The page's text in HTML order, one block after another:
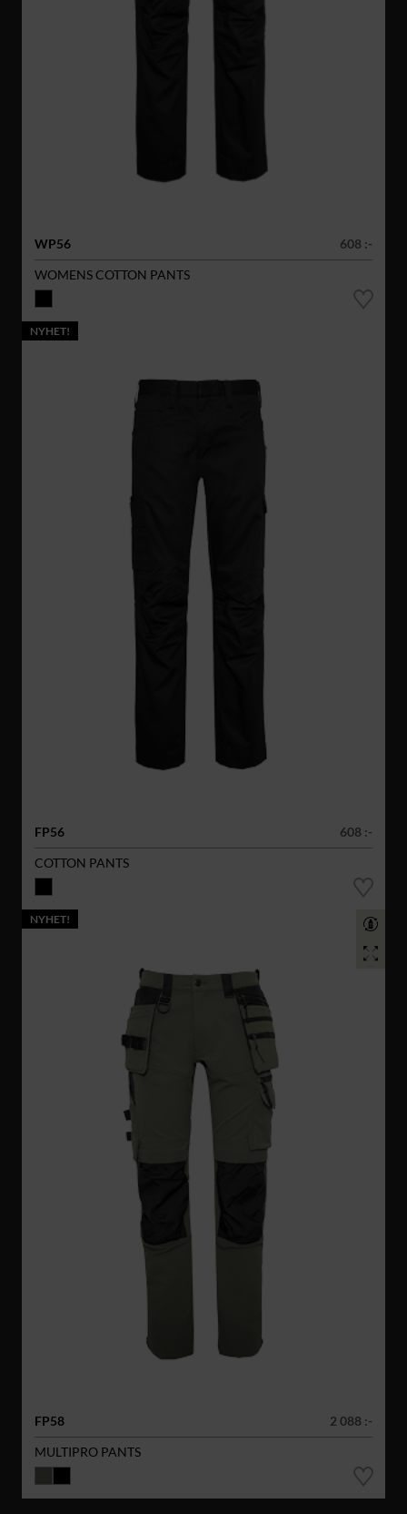
WP56
608 :-
WOMENS COTTON PANTS
NYHET!
FP56
608 :-
COTTON PANTS
NYHET!
FP58
2 088 :-
MULTIPRO PANTS